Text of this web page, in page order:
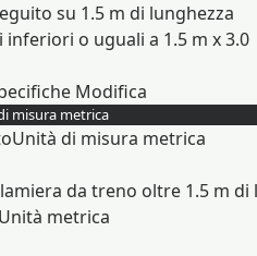
su 1.5 m di lunghezza
o uguali a 1.5 m x 3.0
Modifica
misura metrica
Unità di misura metrica
da treno oltre 1.5 m di
Unità metrica